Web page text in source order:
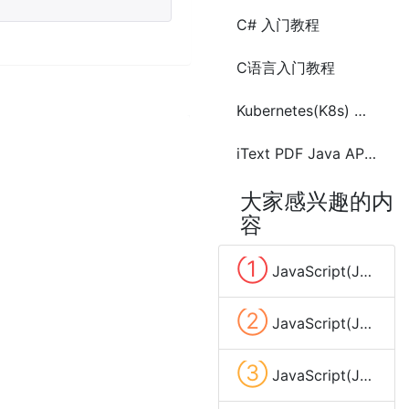
C# 入门教程
C语言入门教程
Kubernetes(K8s) 入门教程
iText PDF Java API 入门介绍教程
大家感兴趣的内
容
① JavaScript(JS) 条件判断语句(switch case)
② JavaScript(JS) 浏览器中设置启用或禁用
③ JavaScript(JS) 实现动画(Animation)